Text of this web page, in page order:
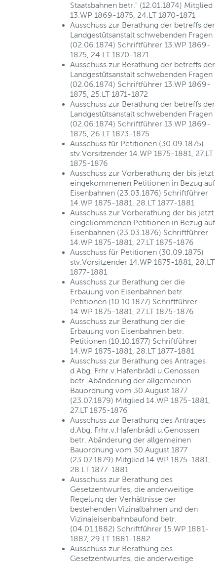
Staatsbahnen betr." (12.01.1874) Mitglied
13.WP 1869-1875, 24.LT 1870-1871
Ausschuss zur Berathung der betreffs der
Landgestütsanstalt schwebenden Fragen
(02.06.1874) Schriftführer 13.WP 1869-
1875, 24.LT 1870-1871
Ausschuss zur Berathung der betreffs der
Landgestütsanstalt schwebenden Fragen
(02.06.1874) Schriftführer 13.WP 1869-
1875, 25.LT 1871-1872
Ausschuss zur Berathung der betreffs der
Landgestütsanstalt schwebenden Fragen
(02.06.1874) Schriftführer 13.WP 1869-
1875, 26.LT 1873-1875
Ausschuss für Petitionen (30.09.1875)
stv.Vorsitzender 14.WP 1875-1881, 27.LT
1875-1876
Ausschuss zur Vorberathung der bis jetzt
eingekommenen Petitionen in Bezug auf
Eisenbahnen (23.03.1876) Schriftführer
14.WP 1875-1881, 28.LT 1877-1881
Ausschuss zur Vorberathung der bis jetzt
eingekommenen Petitionen in Bezug auf
Eisenbahnen (23.03.1876) Schriftführer
14.WP 1875-1881, 27.LT 1875-1876
Ausschuss für Petitionen (30.09.1875)
stv.Vorsitzender 14.WP 1875-1881, 28.LT
1877-1881
Ausschuss zur Berathung der die
Erbauung von Eisenbahnen betr.
Petitionen (10.10.1877) Schriftführer
14.WP 1875-1881, 27.LT 1875-1876
Ausschuss zur Berathung der die
Erbauung von Eisenbahnen betr.
Petitionen (10.10.1877) Schriftführer
14.WP 1875-1881, 28.LT 1877-1881
Ausschuss zur Berathung des Antrages
d.Abg. Frhr.v.Hafenbrädl u.Genossen
betr. Abänderung der allgemeinen
Bauordnung vom 30.August 1877
(23.07.1879) Mitglied 14.WP 1875-1881,
27.LT 1875-1876
Ausschuss zur Berathung des Antrages
d.Abg. Frhr.v.Hafenbrädl u.Genossen
betr. Abänderung der allgemeinen
Bauordnung vom 30.August 1877
(23.07.1879) Mitglied 14.WP 1875-1881,
28.LT 1877-1881
Ausschuss zur Berathung des
Gesetzentwurfes, die anderweitige
Regelung der Verhältnisse der
bestehenden Vizinalbahnen und den
Vizinaleisenbahnbaufond betr.
(04.01.1882) Schriftführer 15.WP 1881-
1887, 29.LT 1881-1882
Ausschuss zur Berathung des
Gesetzentwurfes, die anderweitige